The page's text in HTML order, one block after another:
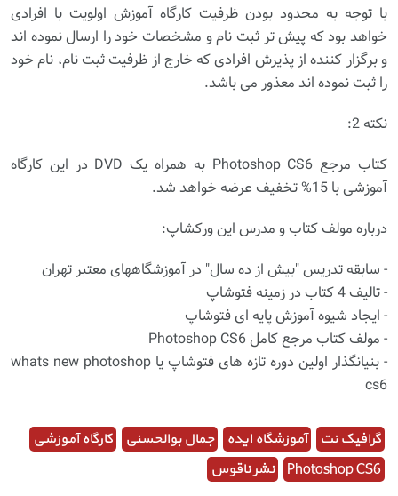
با توجه به محدود بودن ظرفیت کارگاه آموزش اولویت با افرادی
خواهد بود که پیش تر ثبت نام و مشخصات خود را ارسال نموده اند
و برگزار کننده از پذیرش افرادی که خارج از ظرفیت ثبت نام، نام خود
را ثبت نموده اند معذور می باشد.
نکته 2:
کتاب مرجع Photoshop CS6 به همراه یک DVD در این کارگاه
آموزشی با 15% تخفیف عرضه خواهد شد.
درباره مولف کتاب و مدرس این ورکشاپ:
- سابقه تدریس "بیش از ده سال" در آموزشگاههای معتبر تهران
- تالیف 4 کتاب در زمینه فتوشاپ
- ایجاد شیوه آموزش پایه ای فتوشاپ
- مولف کتاب مرجع کامل Photoshop CS6
- بنیانگذار اولین دوره تازه های فتوشاپ یا whats new photoshop
cs6
گرافیک نت آموزشگاه ایده جمال بوالحسنی
کارگاه آموزشی
Photoshop CS6
نشر ناقوس